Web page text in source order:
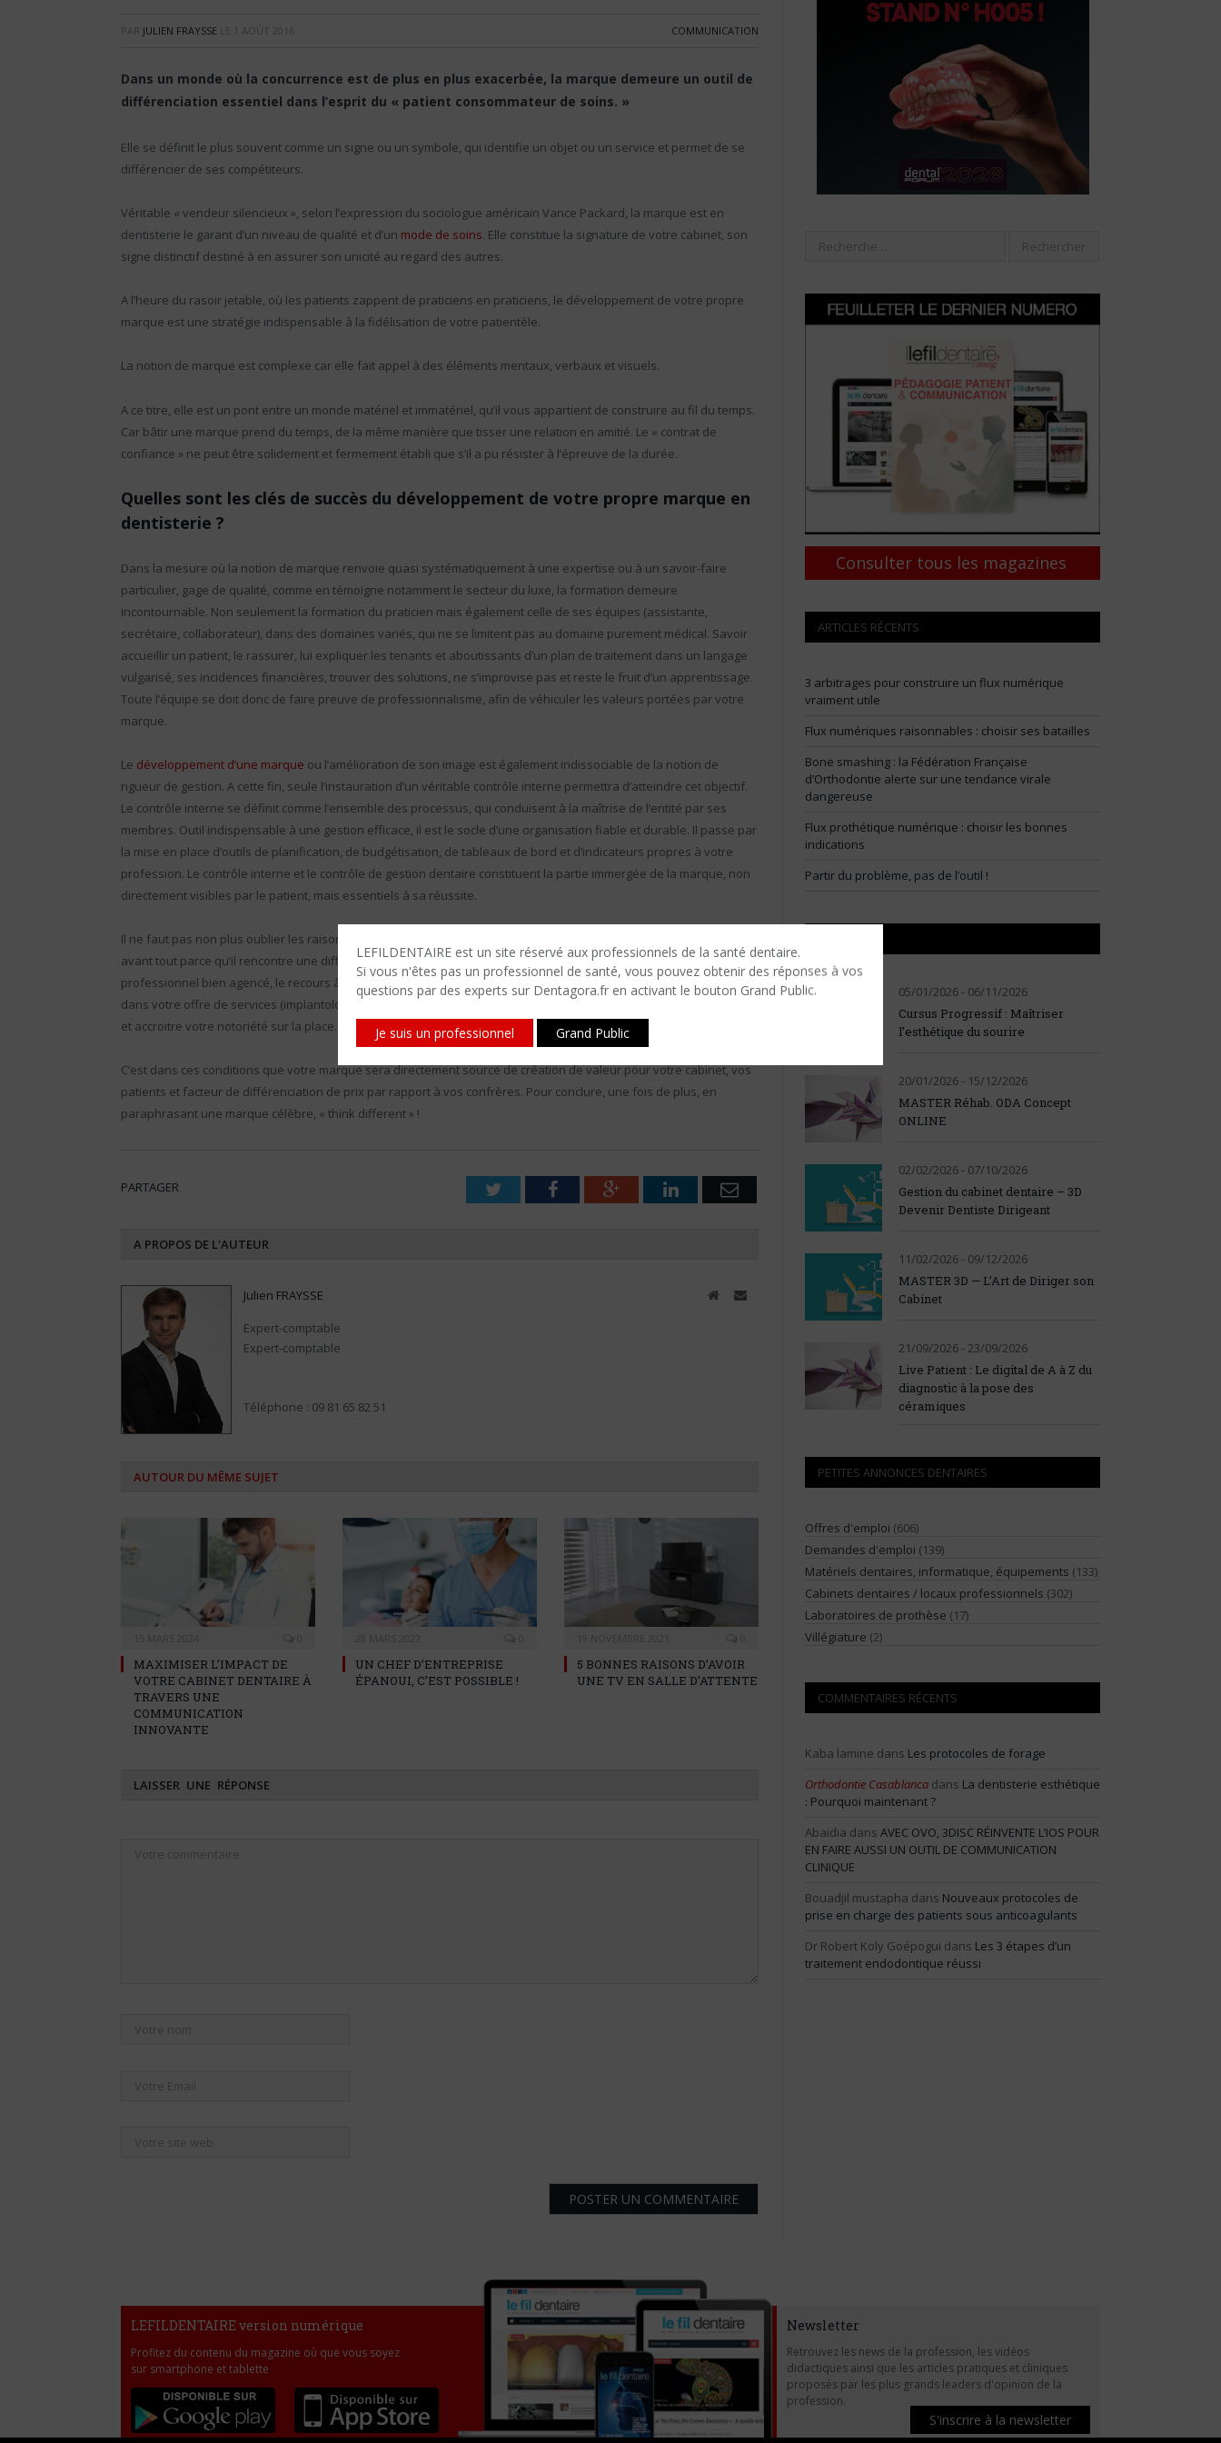
LEFILDENTAIRE est un site réservé aux professionnels de la santé dentaire.
Si vous n'êtes​ pas un professionnel de santé, vous pouvez obtenir des réponses à vos
questions par des experts sur Dentagora.fr en activant le bouton Grand Public.
Je suis un professionnel Grand Public
PAR JULIEN FRAYSSE LE 1 AOÛT 2016 COMMUNICATION
Dans un monde où la concurrence est de plus en plus exacerbée, la marque demeure un outil de
différenciation essentiel dans l’esprit du « patient consommateur de soins. »
Elle se définit le plus souvent comme un signe ou un symbole, qui identifie un objet ou un service et permet de se
différencier de ses compétiteurs.
Véritable « vendeur silencieux », selon l’expression du sociologue américain Vance Packard, la marque est en
dentisterie le garant d’un niveau de qualité et d’un mode de soins. Elle constitue la signature de votre cabinet, son
signe distinctif destiné à en assurer son unicité au regard des autres.
A l’heure du rasoir jetable, où les patients zappent de praticiens en praticiens, le développement de votre propre
marque est une stratégie indispensable à la fidélisation de votre patientèle.
La notion de marque est complexe car elle fait appel à des éléments mentaux, verbaux et visuels.
A ce titre, elle est un pont entre un monde matériel et immatériel, qu’il vous appartient de construire au fil du temps.
Car bâtir une marque prend du temps, de la même manière que tisser une relation en amitié. Le « contrat de
confiance » ne peut être solidement et fermement établi que s’il a pu résister à l’épreuve de la durée.
Quelles sont les clés de succès du développement de votre propre marque en
dentisterie ?
Dans la mesure où la notion de marque renvoie quasi systématiquement à une expertise ou à un savoir-faire
particulier, gage de qualité, comme en témoigne notamment le secteur du luxe, la formation demeure
incontournable. Non seulement la formation du praticien mais également celle de ses équipes (assistante,
secrétaire, collaborateur), dans des domaines variés, qui ne se limitent pas au domaine purement médical. Savoir
accueillir un patient, le rassurer, lui expliquer les tenants et aboutissants d’un plan de traitement dans un langage
vulgarisé, ses incidences financières, trouver des solutions, ne s’improvise pas et reste le fruit d’un apprentissage.
Toute l’équipe se doit donc de faire preuve de professionnalisme, afin de véhiculer les valeurs portées par votre
marque.
Le développement d’une marque ou l’amélioration de son image est également indissociable de la notion de
rigueur de gestion. A cette fin, seule l’instauration d’un véritable contrôle interne permettra d’atteindre cet objectif.
Le contrôle interne se définit comme l’ensemble des processus, qui conduisent à la maîtrise de l’entité par ses
membres. Outil indispensable à une gestion efficace, il est le socle d’une organisation fiable et durable. Il passe par
la mise en place d’outils de planification, de budgétisation, de tableaux de bord et d’indicateurs propres à votre
profession. Le contrôle interne et le contrôle de gestion dentaire constituent la partie immergée de la marque, non
directement visibles par le patient, mais essentiels à sa réussite.
Il ne faut pas non plus oublier les raisons pour lesquelles un patient franchit les portes d’un cabinet dentaire : c’est
avant tout parce qu’il rencontre une difficulté, un problème et qu’il attend du praticien des solutions. Un local
professionnel bien agencé, le recours à des équipements de pointe, la qualité des soins prodigués et l’innovation
dans votre offre de services (implantologie, esthétique, …) seront des éléments essentiels pour rassurer le patient
et accroitre votre notoriété sur la place.
C’est dans ces conditions que votre marque sera directement source de création de valeur pour votre cabinet, vos
patients et facteur de différenciation de prix par rapport à vos confrères. Pour conclure, une fois de plus, en
paraphrasant une marque célèbre, « think different » !
PARTAGER TwitterFacebookGoogle+LinkedInEmail
A PROPOS DE L'AUTEUR
Julien FRAYSSE WebsiteEmail
Expert-comptable
Expert-comptable
Téléphone : 09 81 65 82 51
AUTOUR DU MÊME SUJET
MAXIMISER L’IMPACT DE
VOTRE CABINET DENTAIRE À
TRAVERS UNE
COMMUNICATION
INNOVANTE
UN CHEF D’ENTREPRISE
ÉPANOUI, C’EST POSSIBLE !
5 BONNES RAISONS D’AVOIR
UNE TV EN SALLE D’ATTENTE
LAISSER UNE RÉPONSE
Consulter tous les magazines
ARTICLES RÉCENTS
3 arbitrages pour construire un flux numérique
vraiment utile
Flux numériques raisonnables : choisir ses batailles
Bone smashing : la Fédération Française
d’Orthodontie alerte sur une tendance virale
dangereuse
Flux prothétique numérique : choisir les bonnes
indications
Partir du problème, pas de l’outil !
05/01/2026 - 06/11/2026
Cursus Progressif : Maîtriser
l’esthétique du sourire
20/01/2026 - 15/12/2026
MASTER Réhab. ODA Concept
ONLINE
02/02/2026 - 07/10/2026
Gestion du cabinet dentaire – 3D
Devenir Dentiste Dirigeant
11/02/2026 - 09/12/2026
MASTER 3D — L’Art de Diriger son
Cabinet
21/09/2026 - 23/09/2026
Live Patient : Le digital de A à Z du
diagnostic à la pose des
céramiques
PETITES ANNONCES DENTAIRES
Offres d'emploi (606)
Demandes d'emploi (139)
Matériels dentaires, informatique, équipements (133)
Cabinets dentaires / locaux professionnels (302)
Laboratoires de prothèse (17)
Villégiature (2)
COMMENTAIRES RÉCENTS
Kaba lamine dans Les protocoles de forage
Orthodontie Casablanca dans La dentisterie esthétique
: Pourquoi maintenant ?
Abaidia dans AVEC OVO, 3DISC RÉINVENTE L’IOS POUR
EN FAIRE AUSSI UN OUTIL DE COMMUNICATION
CLINIQUE
Bouadjil mustapha dans Nouveaux protocoles de
prise en charge des patients sous anticoagulants
Dr Robert Koly Goépogui dans Les 3 étapes d’un
traitement endodontique réussi
LEFILDENTAIRE version numérique
Profitez du contenu du magazine où que vous soyez
sur smartphone et tablette
Newsletter
Retrouvez les news de la profession, les vidéos
didactiques ainsi que les articles pratiques et cliniques
proposés par les plus grands leaders d'opinion de la
profession.
S'inscrire à la newsletter